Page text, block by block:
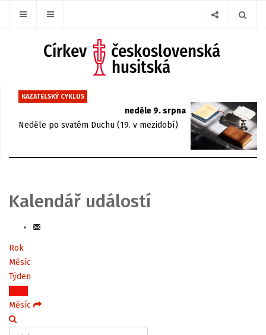
KAZATELSKÝ CYKLUS
neděle 9. srpna
Neděle po svatém Duchu (19. v mezidobí)
Kalendář událostí
Rok
Měsíc
Týden
Dnes
Měsíc